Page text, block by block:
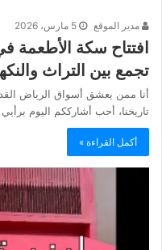
مدير الموقع 5 مارس، 2026
افتتاح سكة
تجمع بين التراث
أنا ممن يعشق أسواق الرياض
تاريخنا، أحب أشارككم اليوم
أكمل القراءة »